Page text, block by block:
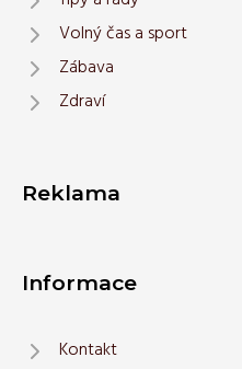
Volný čas a sport
Zábava
Zdraví
Reklama
Informace
Kontakt